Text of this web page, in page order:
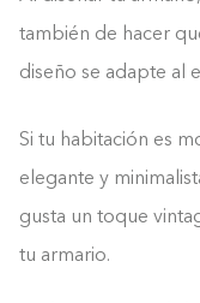
también de hacer
diseño se adapte al
Si tu habitación es
elegante y
gusta un toque
tu armario.